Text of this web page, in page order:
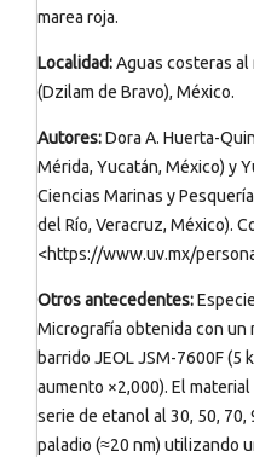
marea roja.
Localidad:Aguas costeras al
(Dzilam de Bravo), México.
Autores:Dora A. Huerta-
Mérida, Yucatán, México) y
Ciencias Marinas y
del Río, Veracruz, México).
<https://www.uv.mx/
Otros antecedentes:
Micrografía obtenida con
barrido JEOL JSM-7600F (5
aumento ×2,000). El
serie de etanol al 30, 50,
paladio (≈20 nm) utilizando